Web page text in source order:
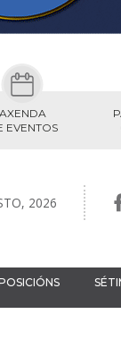
AXENDA
EVENTOS
2026